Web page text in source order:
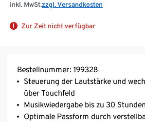
inkl. MwSt.zzgl. Versandkosten
Zur Zeit nicht verfügbar
Bestellnummer: 199328
Steuerung der Lautstärke und
über Touchfeld
Musikwiedergabe bis zu 30 Stunden
Optimale Passform durch